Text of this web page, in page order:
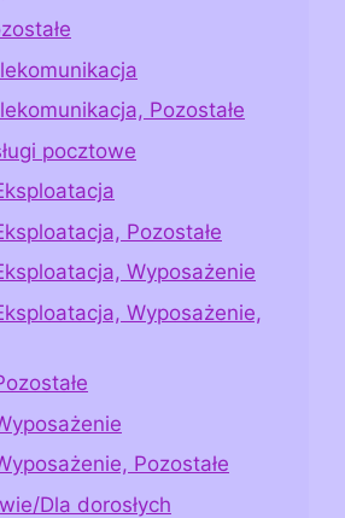
Pozostałe
pocztowe
Pozostałe
Wyposażenie
Wyposażenie,
Pozostałe
Dla dorosłych